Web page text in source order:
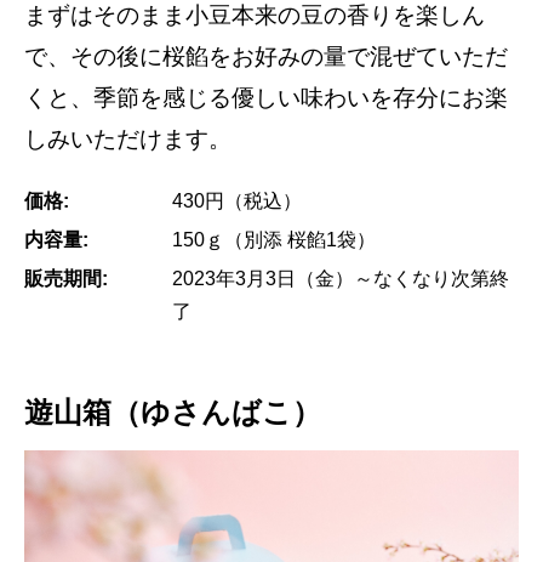
まずはそのまま小豆本来の豆の香りを楽しん
で、その後に桜餡をお好みの量で混ぜていただ
くと、季節を感じる優しい味わいを存分にお楽
しみいただけます。
価格:
430円（税込）
内容量:
150ｇ（別添 桜餡1袋）
販売期間:
2023年3月3日（金）～なくなり次第終
了
遊山箱（ゆさんばこ）